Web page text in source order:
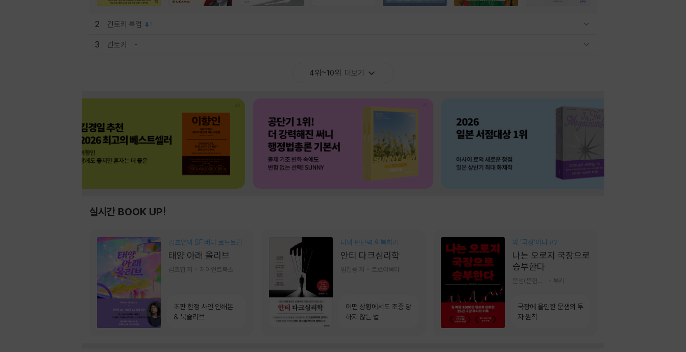
2 긴토키 룩업 1
3 긴토키
4위~10위 더보기
실시간 BOOK UP!
김초엽의 SF 버디 로드트립
태양 아래 올리브
김초엽 저 자이언트북스
초판 한정 사인 인쇄본
& 북슬리브
나의 판단력 회복하기
안티 다크심리학
임철웅 저 트로이목마
어떤 상황에서도 조종 당
하지 않는 법
왜 ‘국장‘이냐고?
나는 오로지 국장으로
승부한다
부키
국장에 올인한 문샘의 투
자 원칙